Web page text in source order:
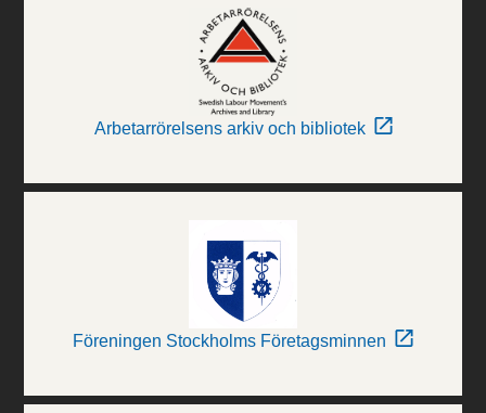
Arbetarrörelsens arkiv och bibliotek
Föreningen Stockholms Företagsminnen